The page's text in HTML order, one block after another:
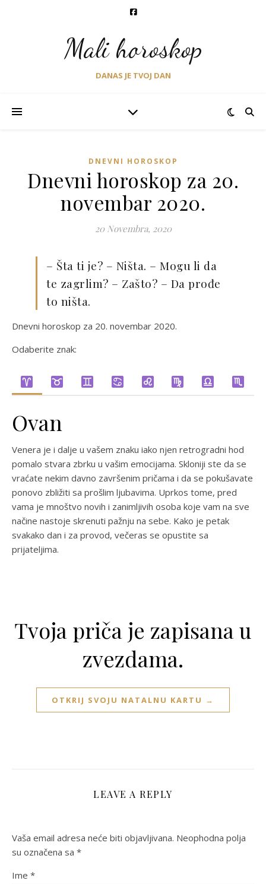
Mali horoskop
DANAS JE TVOJ DAN
DNEVNI HOROSKOP
Dnevni horoskop za 20.
novembar 2020.
20 Novembra, 2020
– Šta ti je? – Ništa. – Mogu li da
te zagrlim? – Zašto? – Da prođe
to ništa.
Dnevni horoskop za 20. novembar 2020.
Odaberite znak:
Ovan
Venera je i dalje u vašem znaku iako njen retrogradni hod
pomalo stvara zbrku u vašim emocijama. Skloniji ste da se
vraćate nekim davno završenim pričama i da se pokušavate
ponovo zbližiti sa prošlim ljubavima. Uprkos tome, pred
vama je mnoštvo novih i zanimljivih osoba koje vam na sve
načine nastoje skrenuti pažnju na sebe. Kako je petak
svakako dan i za provod, večeras se opustite sa
prijateljima.
Tvoja priča je zapisana u
zvezdama.
OTKRIJ SVOJU NATALNU KARTU →
LEAVE A REPLY
Vaša email adresa neće biti objavljivana. Neophodna polja
su označena sa *
Ime *